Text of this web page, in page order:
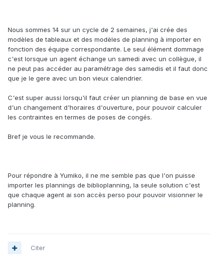
Nous sommes 14 sur un cycle de 2 semaines, j'ai crée des
modèles de tableaux et des modèles de planning à importer en
fonction des équipe correspondante. Le seul élément dommage
c'est lorsque un agent échange un samedi avec un collègue, il
ne peut pas accéder au paramétrage des samedis et il faut donc
que je le gere avec un bon vieux calendrier.
C'est super aussi lorsqu'il faut créer un planning de base en vue
d'un changement d'horaires d'ouverture, pour pouvoir calculer
les contraintes en termes de poses de congés.
Bref je vous le recommande.
Pour répondre à Yumiko, il ne me semble pas que l'on puisse
importer les plannings de biblioplanning, la seule solution c'est
que chaque agent ai son accès perso pour pouvoir visionner le
planning.
Citer